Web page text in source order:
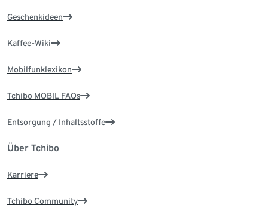
Geschenkideen
Kaffee-Wiki
Mobilfunklexikon
Tchibo MOBIL FAQs
Entsorgung / Inhaltsstoffe
Über Tchibo
Karriere
Tchibo Community